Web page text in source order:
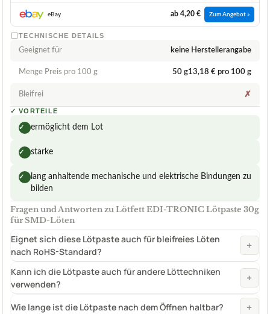
eBay ab 4,20 € Zum Angebot »
TECHNISCHE DETAILS
Geeignet für keine Herstellerangabe
Menge Preis pro 100 g 50 g13,18 € pro 100 g
Bleifrei ✗
✓ VORTEILE
✓ ermöglicht dem Lot
✓ starke
✓
lang anhaltende mechanische und elektrische Bindungen zu
bilden
Fragen und Antworten zu Lötfett EDI-TRONIC Lötpaste 30g
für SMD-Löten
Eignet sich diese Lötpaste auch für bleifreies Löten
nach RoHS-Standard?
+
Kann ich die Lötpaste auch für andere Löttechniken
verwenden?
+
Wie lange ist die Lötpaste nach dem Öffnen haltbar? +